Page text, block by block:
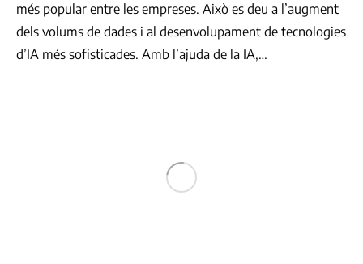
més popular entre les empreses. Això es deu a l’augment
dels volums de dades i al desenvolupament de tecnologies
d’IA més sofisticades. Amb l’ajuda de la IA,…